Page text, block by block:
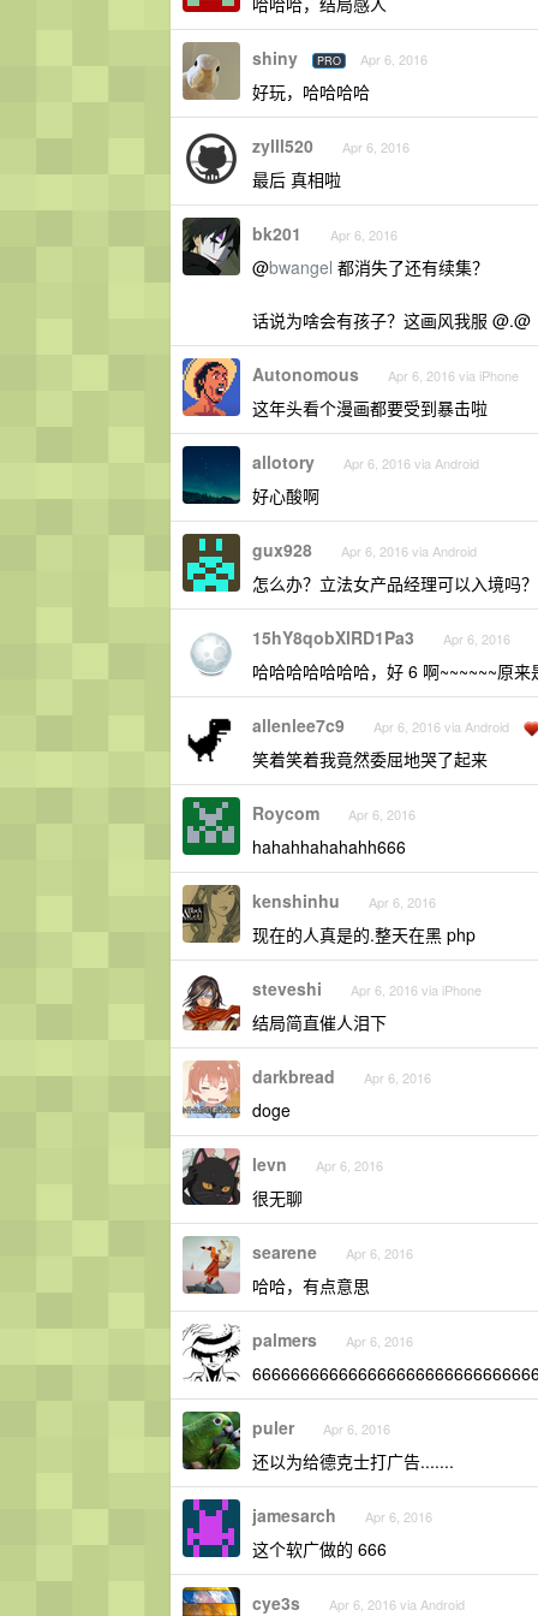
shiny PRO Apr 6, 2016
好玩，哈哈哈哈
zylll520 Apr 6, 2016
最后 真相啦
bk201 Apr 6, 2016
@bwangel 都消失了还有续集？
话说为啥会有孩子？这画风我服 @.@
Autonomous Apr 6, 2016 via iPhone
这年头看个漫画都要受到暴击啦
allotory Apr 6, 2016 via Android
好心酸啊
gux928 Apr 6, 2016 via Android
怎么办？立法女产品经理可以入境吗？
15hY8qobXlRD1Pa3 Apr 6, 2016
哈哈哈哈哈哈哈，好 6 啊~~~~~~原来
allenlee7c9 Apr 6, 2016 via Android
笑着笑着我竟然委屈地哭了起来
Roycom Apr 6, 2016
hahahhahahahh666
kenshinhu Apr 6, 2016
现在的人真是的.整天在黑 php
steveshi Apr 6, 2016 via iPhone
结局简直催人泪下
darkbread Apr 6, 2016
doge
levn Apr 6, 2016
很无聊
searene Apr 6, 2016
哈哈，有点意思
palmers Apr 6, 2016
puler Apr 6, 2016
还以为给德克士打广告.......
jamesarch Apr 6, 2016
这个软广做的 666
cye3s Apr 6, 2016 via Android